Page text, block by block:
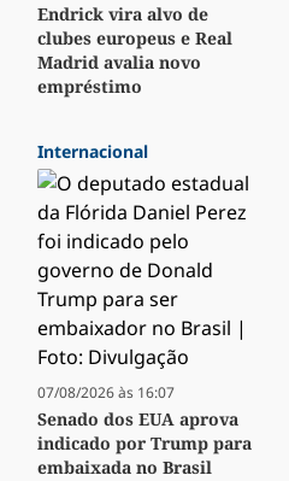
Endrick vira alvo de
clubes europeus e Real
Madrid avalia novo
empréstimo
Internacional
07/08/2026 às 16:07
Senado dos EUA aprova
indicado por Trump para
embaixada no Brasil